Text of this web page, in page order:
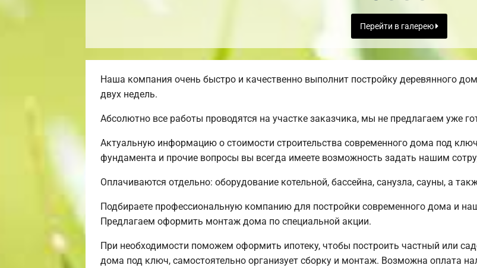
Перейти в галерею
Наша компания очень быстро и качественно выполнит постройку деревянного
двух недель.
Абсолютно все работы проводятся на участке заказчика, мы не предлагаем уже
Актуальную информацию о стоимости строительства современного дома под
фундамента и прочие вопросы вы всегда имеете возможность задать нашим
Оплачиваются отдельно: оборудование котельной, бассейна, санузла, сауны, а
Подбираете профессиональную компанию для постройки современного дома и
Предлагаем оформить монтаж дома по специальной акции.
При необходимости поможем оформить ипотеку, чтобы построить частный или
дома под ключ, самостоятельно организует сборку и монтаж. Возможна оплата